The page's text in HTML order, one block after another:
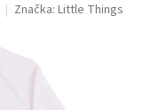
Značka: Little Things